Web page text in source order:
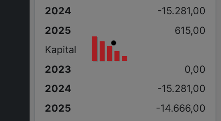
-15.281,00
615,00
Kapital
0,00
-15.281,00
-14.666,00